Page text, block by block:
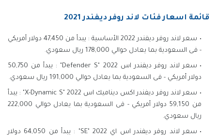
قائمة اسعار فئات لاند روفر ديفندر 2021
سعر لاند روفر ديفندر 2022 الأساسية : يبدأ من 47,450 دولار أمريكي
- فى السعودية بما يعادل حوالي 178,000 ريال سعودي.
سعر لاند روفر ديفندر اس 2022 "Defender S" : يبدأ من 50,750
دولار أمريكي - فى السعودية بما يعادل حوالي 191,000 ريال سعودي.
سعر لاند روفر ديفندر اكس ديناميك اس 2022 "X-Dynamic S" : يبدأ
من 59,150 دولار أمريكي - فى السعودية بما يعادل حوالي 222,000
ريال سعودي.
سعر لاند روفر ديفندر اس اي 2022 "SE" : يبدأ من 64,050 دولار